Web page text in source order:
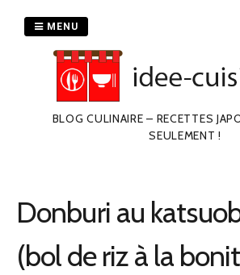
BLOG CULINAIRE – RECETTES
SEULEMENT !
MENU
Donburi au
(bol de riz à la